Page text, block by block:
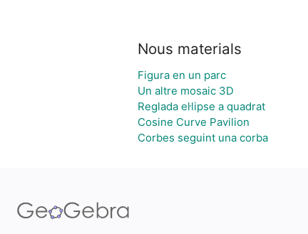
Nous materials
Figura en un parc
Un altre mosaic 3D
Reglada el·lipse a quadrat
Cosine Curve Pavilion
Corbes seguint una corba